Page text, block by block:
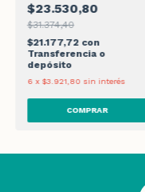
$23.530,80
$31.374,40
$21.177,72 con
Transferencia o
depósito
6 x $3.921,80 sin interés